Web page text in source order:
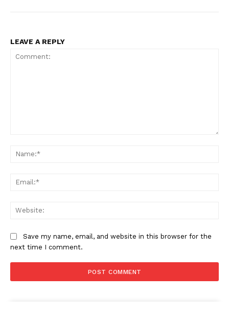
LEAVE A REPLY
Save my name, email, and website in this browser for the
next time I comment.